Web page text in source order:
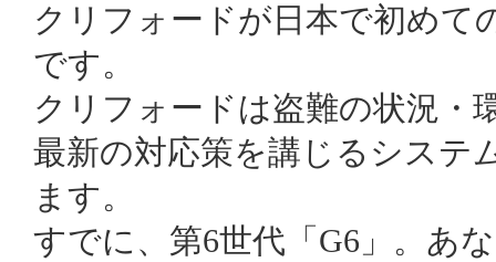
クリフォードが日本で初めて
です。
クリフォードは盗難の状況・
最新の対応策を講じるシステ
ます。
すでに、第6世代「G6」。あ